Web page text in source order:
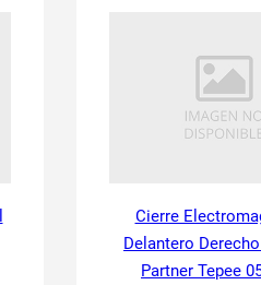
Cierre
Delantero
Partner Tepee